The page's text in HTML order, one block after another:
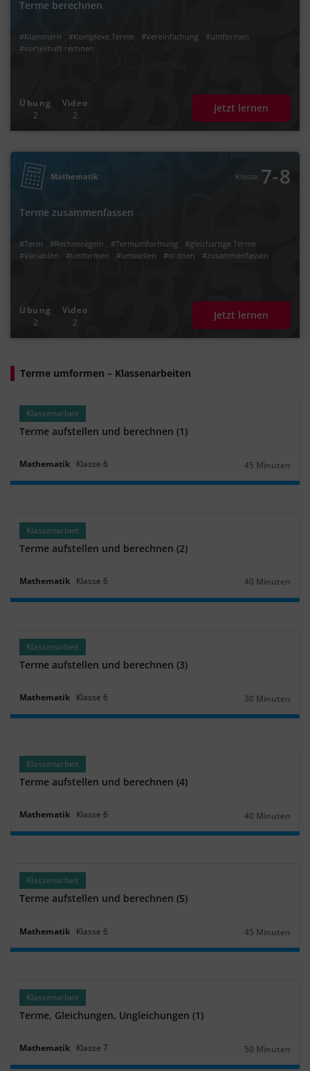
Terme berechnen
#Klammern #Komplexe Terme #Vereinfachung
#umformen
#vorteilhaft rechnen
Übung
2
Video
2
Jetzt lernen
Mathematik Klasse 7‐8
Terme zusammenfassen
#Term #Rechenregeln #Termumformung
#gleichartige Terme
#Variablen
#umformen #umstellen #ordnen #zusammenfassen
Übung
2
Video
2
Jetzt lernen
Terme umformen – Klassenarbeiten
Klassenarbeit
Terme aufstellen und berechnen (1)
Mathematik Klasse 6
Dauer:
45 Minuten
Klassenarbeit
Terme aufstellen und berechnen (2)
Mathematik Klasse 6
Dauer:
40 Minuten
Klassenarbeit
Terme aufstellen und berechnen (3)
Mathematik Klasse 6
Dauer:
30 Minuten
Klassenarbeit
Terme aufstellen und berechnen (4)
Mathematik Klasse 6
Dauer:
40 Minuten
Klassenarbeit
Terme aufstellen und berechnen (5)
Mathematik Klasse 6
Dauer:
45 Minuten
Klassenarbeit
Terme, Gleichungen, Ungleichungen (1)
Mathematik Klasse 7
Dauer:
50 Minuten